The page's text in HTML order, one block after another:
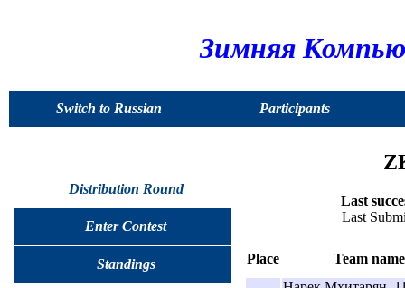
Зимняя
Switch to Russian Participants
Distribution Round
Enter Contest
Standings
Last
Last
Place Team name